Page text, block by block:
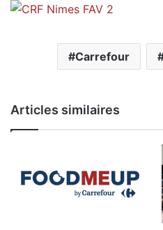
Carrefour
Articles similaires